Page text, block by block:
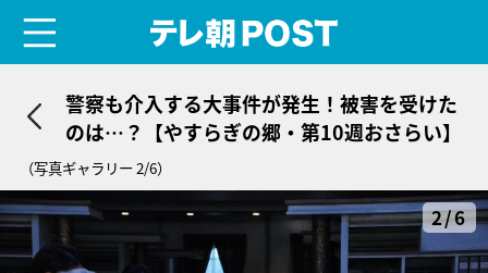
警察も介入する大事件が発生！被害を受けた
のは…？【やすらぎの郷・第10週おさらい】
（写真ギャラリー 2/6）
2/6